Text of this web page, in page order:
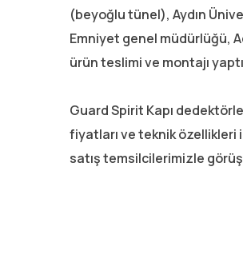
(beyoğlu tünel), Aydın
Emniyet genel müdürlüğü,
ürün teslimi ve montajı
Guard Spirit Kapı
fiyatları ve teknik özellikleri
satış temsilcilerimizle